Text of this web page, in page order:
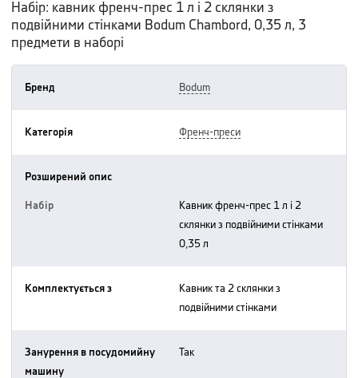
Набір: кавник френч-прес 1 л і 2 склянки з
подвійними стінками Bodum Chambord, 0,35 л, 3
предмети в наборі
Бренд bodum
Категорія френч-преси
Розширений опис
Набір
кавник френч-прес 1 л і 2
склянки з подвійними стінками
0,35 л
Комплектується з
кавник та 2 склянки з
подвійними стінками
Занурення в посудомийну
машину
так